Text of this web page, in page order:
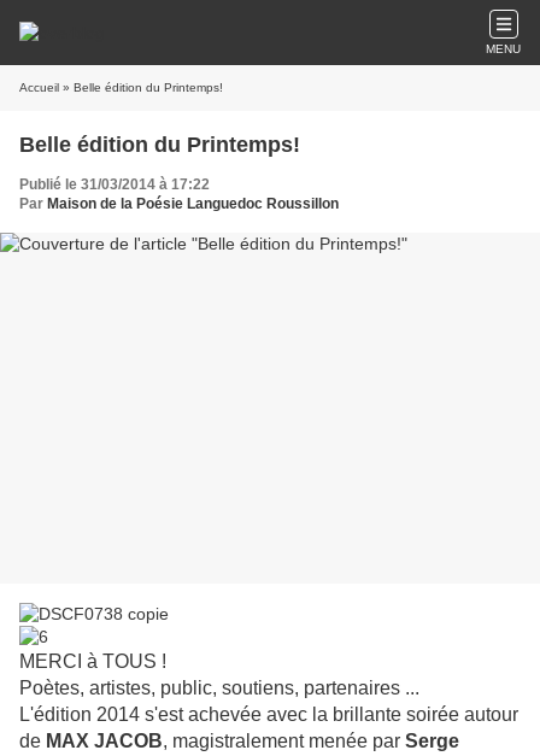
MENU
Accueil » Belle édition du Printemps!
Belle édition du Printemps!
Publié le 31/03/2014 à 17:22
Par Maison de la Poésie Languedoc Roussillon
MERCI à TOUS !
Poètes, artistes, public, soutiens, partenaires ...
L'édition 2014 s'est achevée avec la brillante soirée autour
de MAX JACOB, magistralement menée par Serge